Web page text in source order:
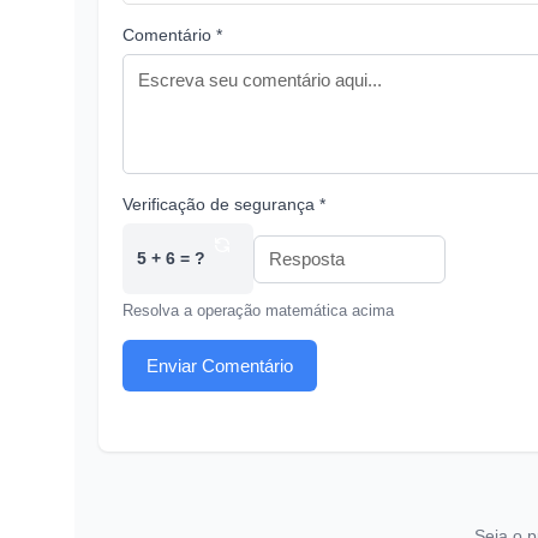
Comentário *
Verificação de segurança *
5 + 6 = ?
Resolva a operação matemática acima
Enviar Comentário